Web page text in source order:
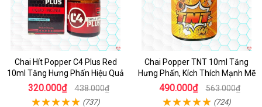
Chai Hít Popper C4 Plus Red
10ml Tăng Hưng Phấn Hiệu Quả
320.000₫ 438.000₫
(737)
Chai Popper TNT 10ml Tăng
Hưng Phấn, Kích Thích Mạnh Mẽ
490.000₫ 563.000₫
(724)